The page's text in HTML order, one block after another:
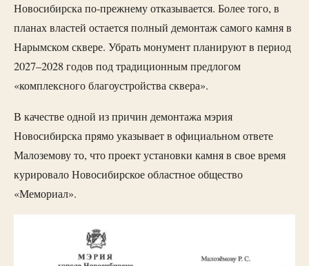
Новосибирска по-прежнему отказывается. Более того, в
планах властей остается полный демонтаж самого камня в
Нарымском сквере. Убрать монумент планируют в период
2027–2028 годов под традиционным предлогом
«комплексного благоустройства сквера».
В качестве одной из причин демонтажа мэрия
Новосибирска прямо указывает в официальном ответе
Малоземову то, что проект установки камня в свое время
курировало Новосибирское областное общество
«Мемориал».